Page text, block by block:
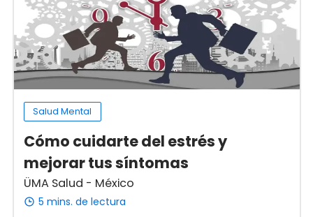
Salud Mental
Cómo cuidarte del estrés y
mejorar tus síntomas
ÜMA Salud - México
5 mins. de lectura